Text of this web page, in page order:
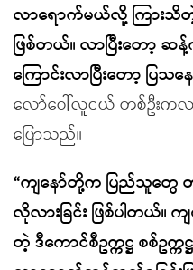
လာရောက်မယ်လို့ ကြားသိ
ဖြစ်တယ်။ လာပြီးတော့ ဆ
ကြောင်းလာပြီးတော့ ပြသန
လော်ဝေါ်လူငယ် တစ်ဦးက
ပြောသည်။
“ကျနော်တို့က ပြည်သူတွေ
လိုလားခြင်း ဖြစ်ပါတယ်။ က
တဲ့ ဒီကောင်စီဥက္ကဋ္ဌ စစ်ဥက္